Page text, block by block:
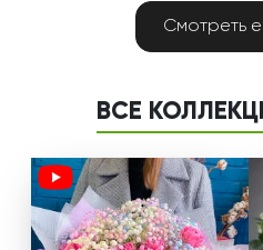
Смотреть
ВСЕ